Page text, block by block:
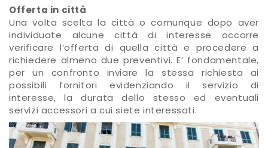
Offerta in città
Una volta scelta la città o comunque dopo aver
individuate alcune città di interesse occorre
verificare l’offerta di quella città e procedere a
richiedere almeno due preventivi. E’ fondamentale,
per un confronto inviare la stessa richiesta ai
possibili fornitori evidenziando il servizio di
interesse, la durata dello stesso ed eventuali
servizi accessori a cui siete interessati.